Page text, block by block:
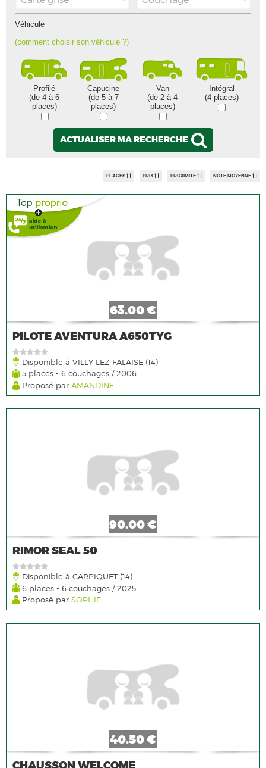
Véhicule
(comment choisir son véhicule ?)
Profilé
(de 4 à 6
places)
Capucine
(de 5 à 7
places)
Van
(de 2 à 4
places)
Intégral
(4 places)
ACTUALISER MA RECHERCHE
PLACES PRIX PROXIMITE NOTE MOYENNE
63.00 €
PILOTE AVENTURA A650TYG
Disponible à VILLY LEZ FALAISE (14)
5 places - 6 couchages / 2006
Proposé par AMANDINE
90.00 €
RIMOR SEAL 50
Disponible à CARPIQUET (14)
6 places - 6 couchages / 2025
Proposé parSOPHIE
40.50 €
CHAUSSON WELCOME